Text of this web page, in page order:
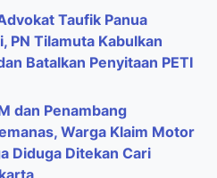
Taufik Panua
PN Tilamuta Kabulkan
Batalkan Penyitaan PETI
dan Penambang
Warga Klaim Motor
Diduga Ditekan Cari